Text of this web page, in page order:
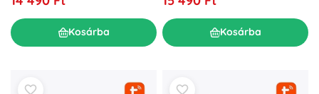
Kosárba Kosárba